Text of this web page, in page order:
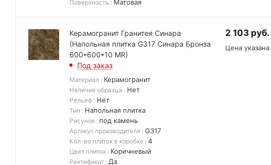
Поверхность : Матовая
Керамогранит Гранитея Синара
(Напольная плитка G317 Синара Бронза
600*600*10 MR)
Под заказ
Материал : Керамогранит
Наличие образца : Нет
Рельеф : Нет
Тип : Напольная плитка
Рисунок : под камень
Артикул производителя : G317
Кол-во плиток в коробке : 4
Цвет плитка : Коричневый
Ректификат : Да
2 103руб.
Цена